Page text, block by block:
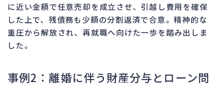
に近い金額で任意売却を成立させ、引越し費用を確保
した上で、残債務も少額の分割返済で合意。精神的な
重圧から解放され、再就職へ向けた一歩を踏み出しま
した。
事例2：離婚に伴う財産分与とローン問